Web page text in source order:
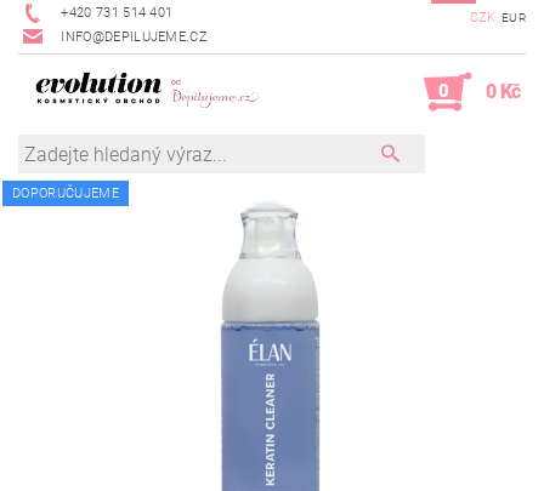
+420 731 514 401
INFO@DEPILUJEME.CZ
CZK EUR
0 0 Kč
DOPORUČUJEME